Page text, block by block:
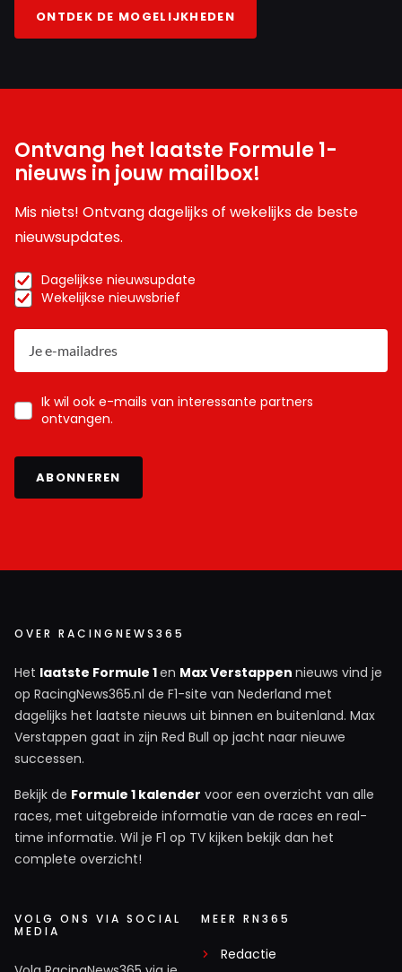
ONTDEK DE MOGELIJKHEDEN
Ontvang het laatste Formule 1-
nieuws in jouw mailbox!
Mis niets! Ontvang dagelijks of wekelijks de beste
nieuwsupdates.
Dagelijkse nieuwsupdate
Wekelijkse nieuwsbrief
Ik wil ook e-mails van interessante partners
ontvangen.
ABONNEREN
OVER RACINGNEWS365
Het laatste Formule 1en Max Verstappen nieuws vind je
op RacingNews365.nl de F1-site van Nederland met
dagelijks het laatste nieuws uit binnen en buitenland. Max
Verstappen gaat in zijn Red Bull op jacht naar nieuwe
successen.
Bekijk de Formule 1 kalender voor een overzicht van alle
races, met uitgebreide informatie van de races en real-
time informatie. Wil je F1 op TV kijken bekijk dan het
complete overzicht!
VOLG ONS VIA SOCIAL
MEDIA
MEER RN365
Redactie